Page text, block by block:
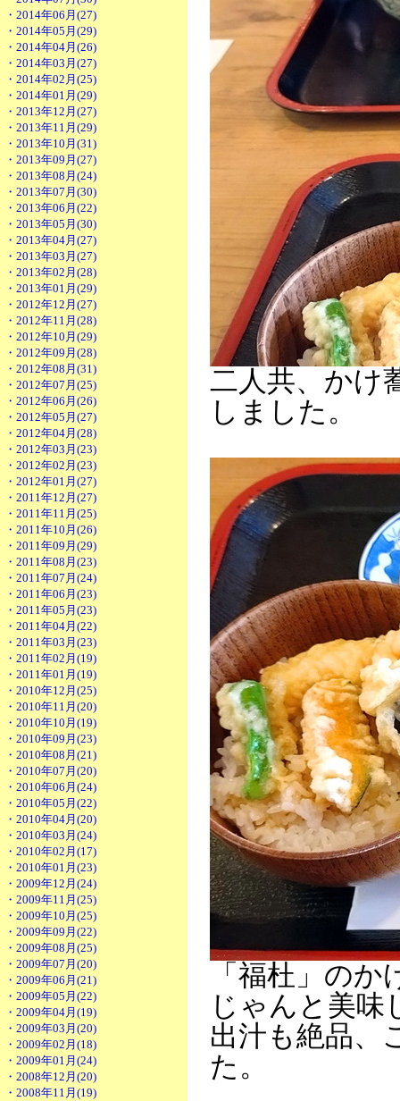
・2014年06月(27)
・2014年05月(29)
・2014年04月(26)
・2014年03月(27)
・2014年02月(25)
・2014年01月(29)
・2013年12月(27)
・2013年11月(29)
・2013年10月(31)
・2013年09月(27)
・2013年08月(24)
・2013年07月(30)
・2013年06月(22)
・2013年05月(30)
・2013年04月(27)
・2013年03月(27)
・2013年02月(28)
・2013年01月(29)
・2012年12月(27)
・2012年11月(28)
・2012年10月(29)
・2012年09月(28)
・2012年08月(31)
・2012年07月(25)
・2012年06月(26)
・2012年05月(27)
・2012年04月(28)
・2012年03月(23)
・2012年02月(23)
・2012年01月(27)
・2011年12月(27)
・2011年11月(25)
・2011年10月(26)
・2011年09月(29)
・2011年08月(23)
・2011年07月(24)
・2011年06月(23)
・2011年05月(23)
・2011年04月(22)
・2011年03月(23)
・2011年02月(19)
・2011年01月(19)
・2010年12月(25)
・2010年11月(20)
・2010年10月(19)
・2010年09月(23)
・2010年08月(21)
・2010年07月(20)
・2010年06月(24)
・2010年05月(22)
・2010年04月(20)
・2010年03月(24)
・2010年02月(17)
・2010年01月(23)
・2009年12月(24)
・2009年11月(25)
・2009年10月(25)
・2009年09月(22)
・2009年08月(25)
・2009年07月(20)
・2009年06月(21)
・2009年05月(22)
・2009年04月(19)
・2009年03月(20)
・2009年02月(18)
・2009年01月(24)
・2008年12月(20)
・2008年11月(19)
二人共、かけ
しました。
「福杜」の
じゃんと美味
出汁も絶品、
た。